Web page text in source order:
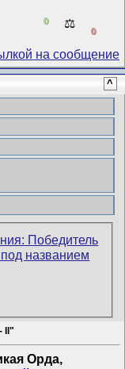
0 ⚖️
0
^
II"
Орда,